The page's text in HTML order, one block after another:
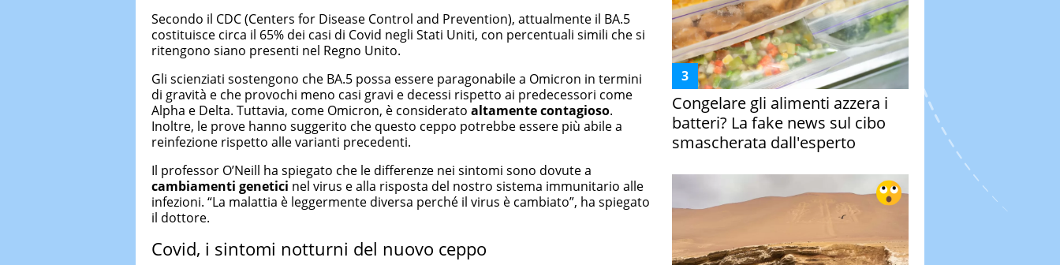
Secondo il CDC (Centers for Disease Control and Prevention), attualmente il BA.5
costituisce circa il 65% dei casi di Covid negli Stati Uniti, con percentuali simili che si
ritengono siano presenti nel Regno Unito.
Gli scienziati sostengono che BA.5 possa essere paragonabile a Omicron in termini
di gravità e che provochi meno casi gravi e decessi rispetto ai predecessori come
Alpha e Delta. Tuttavia, come Omicron, è considerato altamente contagioso.
Inoltre, le prove hanno suggerito che questo ceppo potrebbe essere più abile a
reinfezione rispetto alle varianti precedenti.
Il professor O’Neill ha spiegato che le differenze nei sintomi sono dovute a
cambiamenti genetici nel virus e alla risposta del nostro sistema immunitario alle
infezioni. “La malattia è leggermente diversa perché il virus è cambiato”, ha spiegato
il dottore.
Covid, i sintomi notturni del nuovo ceppo
Congelare gli alimenti azzera i
batteri? La fake news sul cibo
smascherata dall'esperto